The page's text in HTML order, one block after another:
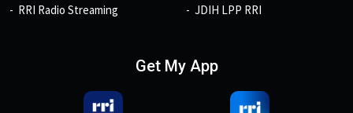
RRI Radio Streaming
JDIH LPP RRI
Get My App